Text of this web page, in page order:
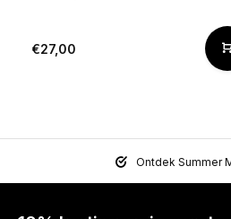
€27,00
Ontdek Summer